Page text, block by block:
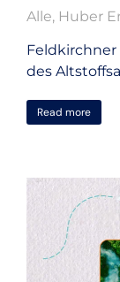
Alle, Huber
Feldkirchner
des
Read more